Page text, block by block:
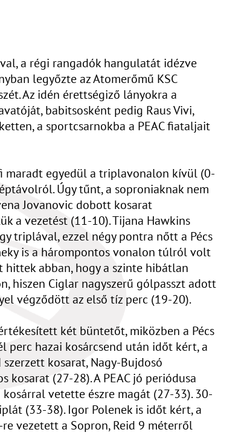
a régi rangadók hangulatát idézve
legyőzte az Atomerőmű KSC
Az idén érettségiző lányokra a
babitsosként pedig Raus Vivi,
a sportcsarnokba a PEAC fiataljait
maradt egyedül a triplavonalon kívül (0-
Úgy tűnt, a soproniaknak nem
Jovanovic dobott kosarat
a vezetést (11-10). Tijana Hawkins
triplával, ezzel négy pontra nőtt a Pécs
is a hárompontos vonalon túlról volt
hittek abban, hogy a szinte hibátlan
hiszen Ciglar nagyszerű gólpasszt adott
végződött az első tíz perc (19-20).
két büntetőt, miközben a Pécs
perc hazai kosárcsend után időt kért, a
kosarat, Nagy-Bujdosó
(27-28). A PEAC jó periódusa
vetette észre magát (27-33). 30-
(33-38). Igor Polenek is időt kért, a
vezetett a Sopron, Reid 9 méterről